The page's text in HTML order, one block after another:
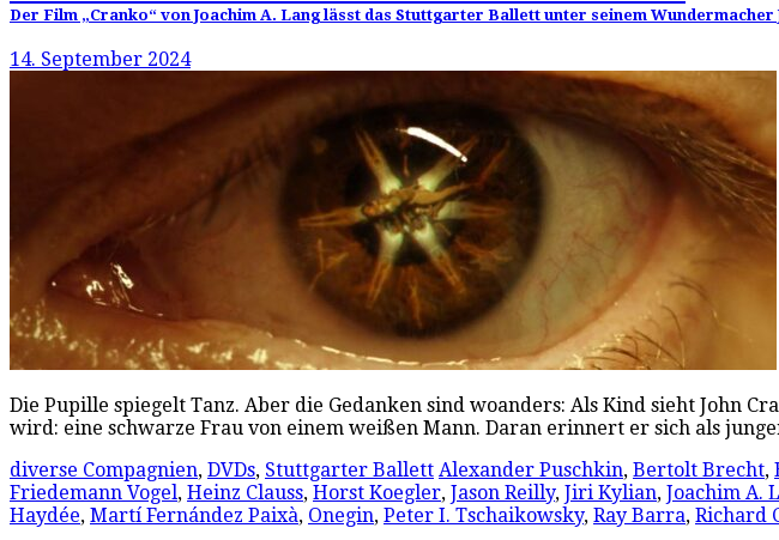
Der Film „Cranko“ von Joachim A. Lang lässt das Stuttgarter Ballett unter seinem
14. September 2024
Die Pupille spiegelt Tanz. Aber die Gedanken sind woanders: Als Kind sieht John
wird: eine schwarze Frau von einem weißen Mann. Daran erinnert er sich als
diverse Compagnien, DVDs, Stuttgarter Ballett Alexander Puschkin, Bertolt Brecht,
Friedemann Vogel, Heinz Clauss, Horst Koegler, Jason Reilly, Jiri Kylian, Joachim A.
Haydée, Martí Fernández Paixà, Onegin, Peter I. Tschaikowsky, Ray Barra, Richard